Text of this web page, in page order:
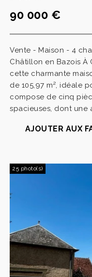
90 000 €
Vente - Maison - 4
Châtillon en Bazois À
cette charmante
de 105,97 m², idéale
compose de cinq
spacieuses, dont une
AJOUTER AUX
25 photo(s)